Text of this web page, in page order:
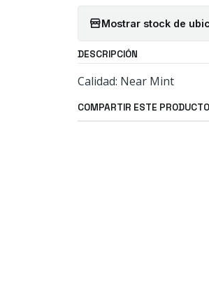
Mostrar stock de
DESCRIPCIÓN
Calidad: Near Mint
COMPARTIR ESTE PRODUCTO